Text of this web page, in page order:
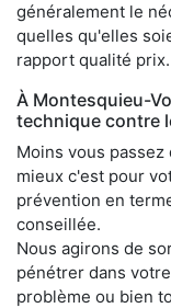
généralement le
quelles qu'elles
rapport qualité prix.
À Montesquieu-
technique contre
Moins vous
mieux c'est pour
prévention en
conseillée.
Nous agirons de
pénétrer dans
problème ou bien